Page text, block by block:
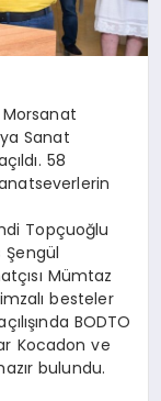
Sanat
58
Topçuoğlu
Şengül
Mümtaz
besteler
BODTO
Kocadon ve
bulundu.